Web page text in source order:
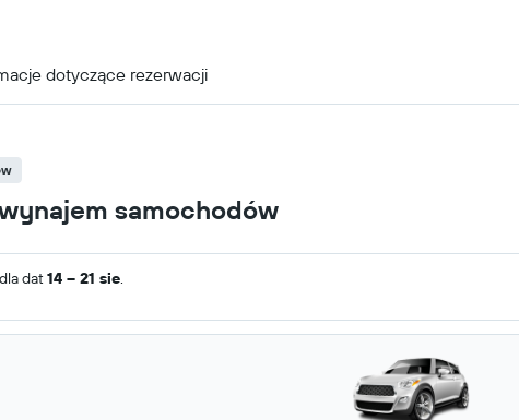
dotyczące rezerwacji
samochodów
dat14 – 21 sie.